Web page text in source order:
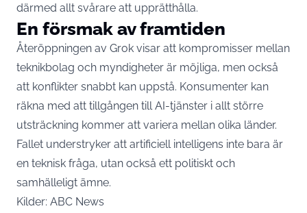
därmed allt svårare att upprätthålla.
En försmak av framtiden
Återöppningen av Grok visar att kompromisser mellan
teknikbolag och myndigheter är möjliga, men också
att konflikter snabbt kan uppstå. Konsumenter kan
räkna med att tillgången till AI-tjänster i allt större
utsträckning kommer att variera mellan olika länder.
Fallet understryker att artificiell intelligens inte bara är
en teknisk fråga, utan också ett politiskt och
samhälleligt ämne.
Kilder: ABC News